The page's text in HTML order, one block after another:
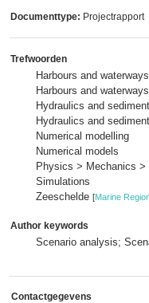
Documenttype: Projectrapport
Trefwoorden
Harbours and
Harbours and
Hydraulics and
Hydraulics and
Numerical modelling
Numerical models
Physics > Mechanics
Simulations
Zeeschelde [Marine
Author keywords
Scenario analysis;
Contactgegevens